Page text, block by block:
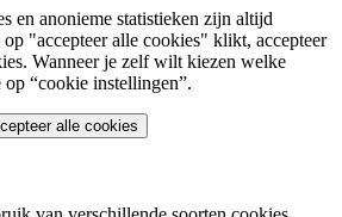
en anonieme statistieken zijn altijd
"accepteer alle cookies" klikt, accepteer
Wanneer je zelf wilt kiezen welke
“cookie instellingen”.
alle cookies